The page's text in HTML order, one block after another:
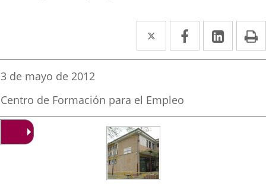
Twitter
Enlace
a
aplicación
externa.
Facebook
Enlace
a
externa.
Enlace
a
Fecha
la
noticia
3 de mayo de 2012
Fuente
la
noticia
Centro de Formación para el Empleo